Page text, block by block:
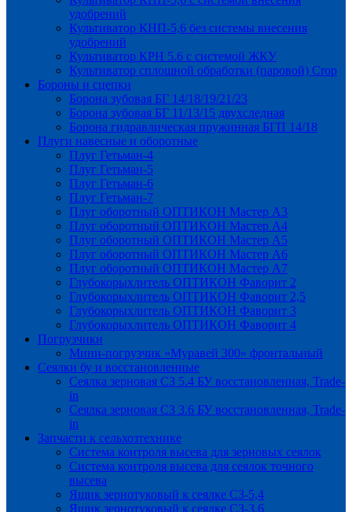
удобрений
Культиватор КНП-5,6 без системы внесения
удобрений
Культиватор КРН 5.6 с системой ЖКУ
Культиватор сплошной обработки (паровой) Crop
Бороны и сцепки
Борона зубовая БГ 14/18/19/21/23
Борона зубовая БГ 11/13/15 двухследная
Борона гидравлическая пружинная БГП 14/18
Плуги навесные и оборотные
Плуг Гетьман-4
Плуг Гетьман-5
Плуг Гетьман-6
Плуг Гетьман-7
Плуг оборотный ОПТИКОН Мастер А3
Плуг оборотный ОПТИКОН Мастер А4
Плуг оборотный ОПТИКОН Мастер А5
Плуг оборотный ОПТИКОН Мастер А6
Плуг оборотный ОПТИКОН Мастер А7
Глубокорыхлитель ОПТИКОН Фаворит 2
Глубокорыхлитель ОПТИКОН Фаворит 2,5
Глубокорыхлитель ОПТИКОН Фаворит 3
Глубокорыхлитель ОПТИКОН Фаворит 4
Погрузчики
Мини-погрузчик «Муравей 300» фронтальный
Сеялки бу и восстановленные
Сеялка зерновая СЗ 5.4 БУ восстановленная, Trade-
in
Сеялка зерновая СЗ 3.6 БУ восстановленная, Trade-
in
Запчасти к сельхозтехнике
Система контроля высева для зерновых сеялок
Система контроля высева для сеялок точного
высева
Ящик зернотуковый к сеялке СЗ-5,4
Ящик зернотуковый к сеялке СЗ-3,6